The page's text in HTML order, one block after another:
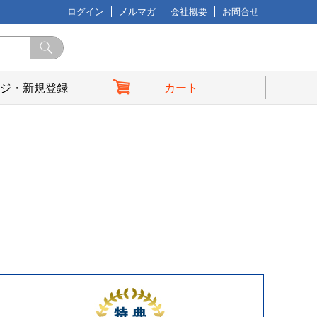
ログイン メルマガ 会社概要 お問合せ
・新規登録 カート